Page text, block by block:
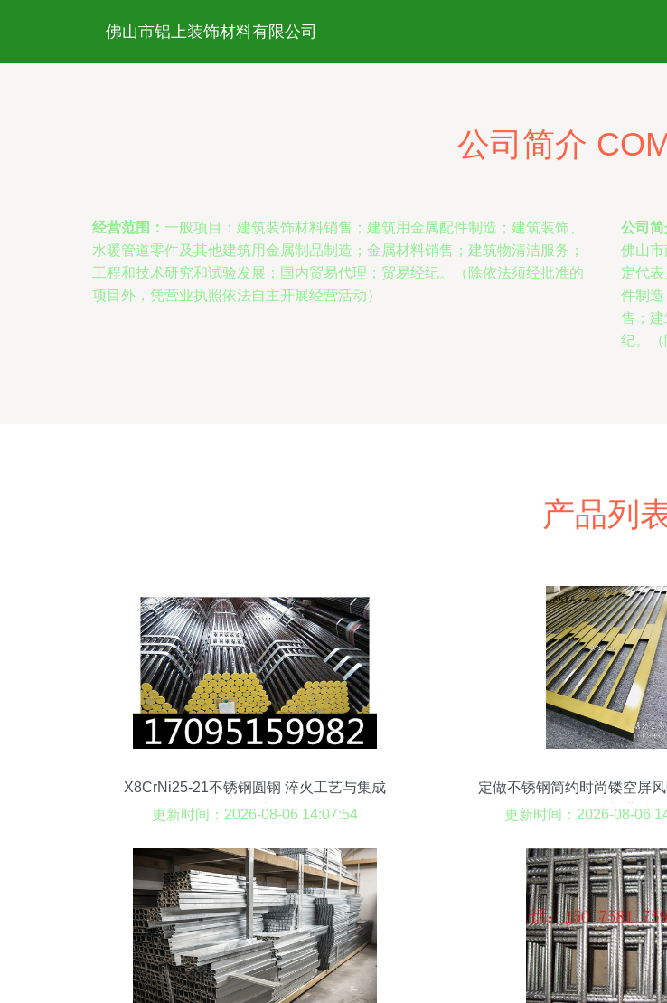
佛山市铝上装饰材料有限公司
公司简介
经营范围： 一般项目：建筑装饰材料销售；建筑用金属配件制造；建筑装饰、
水暖管道零件及其他建筑用金属制品制造；金属材料销售；建筑物清洁服务；
工程和技术研究和试验发展；国内贸易代理；贸易经纪。（除依法须经批准的
项目外，凭营业执照依法自主开展经营活动）
公司简
佛山
定代
件制
售；
纪。（
产品列
X8CrNi25-21不锈钢圆钢 淬火工艺与集成
房屋的创新融合
更新时间：2026-08-06 14:07:54
定做不锈钢简约时尚镂空屏
形屏风 售楼部背墙
更新时间：2026-08-06